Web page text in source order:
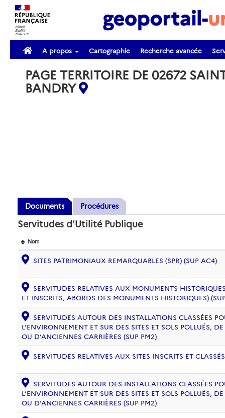
A propos Cartographie Recherche avancée
PAGE TERRITOIRE DE 02672
BANDRY
Documents Procédures
Servitudes d'Utilité Publique
Nom
SITES PATRIMONIAUX REMARQUABLES (SPR) (SUP AC4)
SERVITUDES RELATIVES AUX MONUMENTS
ET INSCRITS, ABORDS DES MONUMENTS HISTORIQUES)
SERVITUDES AUTOUR DES INSTALLATIONS CLASSÉES
L’ENVIRONNEMENT ET SUR DES SITES ET SOLS POLLUÉS,
OU D’ANCIENNES CARRIÈRES (SUP PM2)
SERVITUDES RELATIVES AUX SITES INSCRITS ET
SERVITUDES AUTOUR DES INSTALLATIONS CLASSÉES
L’ENVIRONNEMENT ET SUR DES SITES ET SOLS POLLUÉS,
OU D’ANCIENNES CARRIÈRES (SUP PM2)